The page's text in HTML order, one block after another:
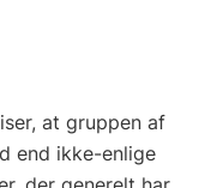
at gruppen af
end ikke-enlige